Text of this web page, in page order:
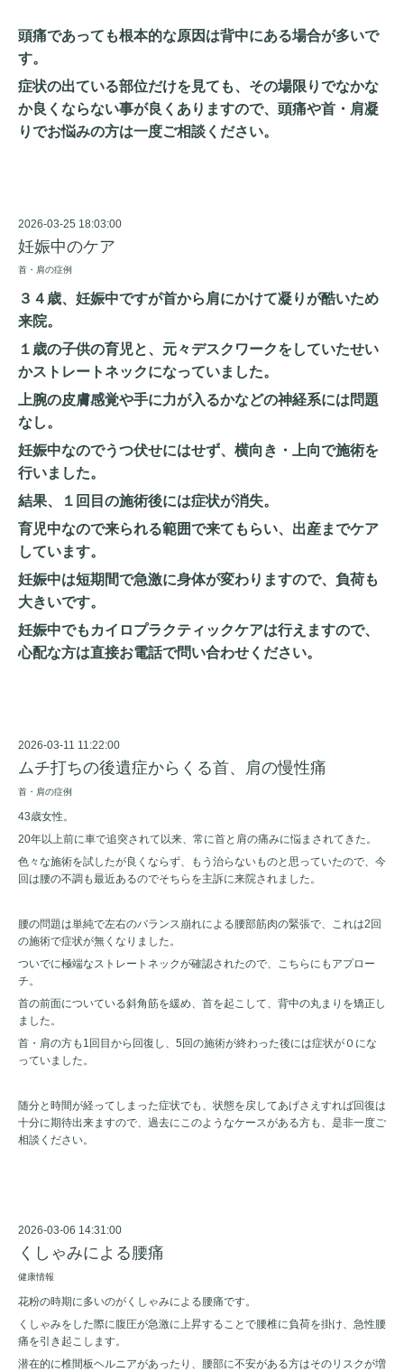
頭痛であっても根本的な原因は背中にある場合が多いで
す。
症状の出ている部位だけを見ても、その場限りでなかな
か良くならない事が良くありますので、頭痛や首・肩凝
りでお悩みの方は一度ご相談ください。
2026-03-25 18:03:00
妊娠中のケア
首・肩の症例
３４歳、妊娠中ですが首から肩にかけて凝りが酷いため
来院。
１歳の子供の育児と、元々デスクワークをしていたせい
かストレートネックになっていました。
上腕の皮膚感覚や手に力が入るかなどの神経系には問題
なし。
妊娠中なのでうつ伏せにはせず、横向き・上向で施術を
行いました。
結果、１回目の施術後には症状が消失。
育児中なので来られる範囲で来てもらい、出産までケア
しています。
妊娠中は短期間で急激に身体が変わりますので、負荷も
大きいです。
妊娠中でもカイロプラクティックケアは行えますので、
心配な方は直接お電話で問い合わせください。
2026-03-11 11:22:00
ムチ打ちの後遺症からくる首、肩の慢性痛
首・肩の症例
43歳女性。
20年以上前に車で追突されて以来、常に首と肩の痛みに悩まされてきた。
色々な施術を試したが良くならず、もう治らないものと思っていたので、今
回は腰の不調も最近あるのでそちらを主訴に来院されました。
腰の問題は単純で左右のバランス崩れによる腰部筋肉の緊張で、これは2回
の施術で症状が無くなりました。
ついでに極端なストレートネックが確認されたので、こちらにもアプロー
チ。
首の前面についている斜角筋を緩め、首を起こして、背中の丸まりを矯正し
ました。
首・肩の方も1回目から回復し、5回の施術が終わった後には症状が０にな
っていました。
随分と時間が経ってしまった症状でも、状態を戻してあげさえすれば回復は
十分に期待出来ますので、過去にこのようなケースがある方も、是非一度ご
相談ください。
2026-03-06 14:31:00
くしゃみによる腰痛
健康情報
花粉の時期に多いのがくしゃみによる腰痛です。
くしゃみをした際に腹圧が急激に上昇することで腰椎に負荷を掛け、急性腰
痛を引き起こします。
潜在的に椎間板ヘルニアがあったり、腰部に不安がある方はそのリスクが増